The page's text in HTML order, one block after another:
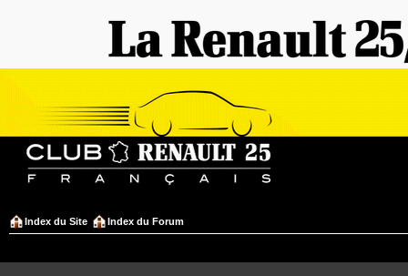
Index du Site Index du Forum